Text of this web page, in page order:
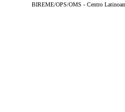
BIREME/OPS/OMS - Centro